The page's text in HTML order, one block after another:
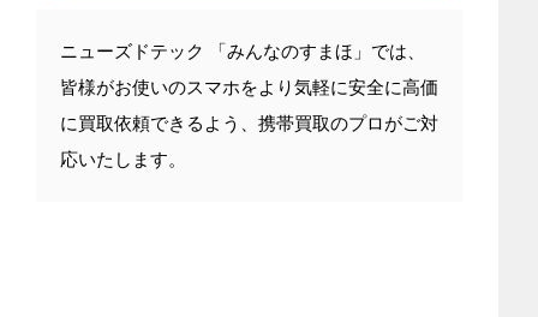
ニューズドテック 「みんなのすまほ」では、
皆様がお使いのスマホをより気軽に安全に高価
に買取依頼できるよう、携帯買取のプロがご対
応いたします。